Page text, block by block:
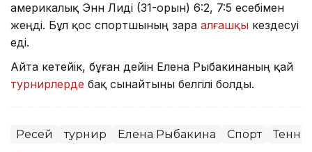
америкалық Энн Лиді (31-орын) 6:2, 7:5 есебімен
жеңді. Бұл қос спортшының өзара алғашқы кездесуі
еді.
Айта кетейік, бұған дейін Елена Рыбакинаның қай
турнирлерде бақ сынайтыны белгілі болды.
Ресей турнир Елена Рыбакина Спорт